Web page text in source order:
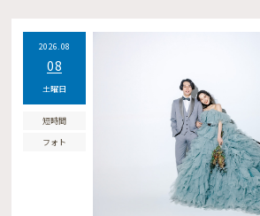
2026.08
08
土曜日
短時間
フォト